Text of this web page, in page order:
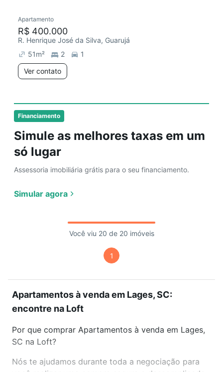
Financiamento
Simule as melhores taxas em um
só lugar
Assessoria imobiliária grátis para o seu financiamento.
Simular agora
Apartamento
R$ 400.000
R. Henrique José da Silva, Guarujá
51m² 2
1
Ver contato
Você viu 20 de 20 imóveis
1
Apartamentos à venda em Lages, SC:
encontre na Loft
Por que comprar Apartamentos à venda em Lages,
SC na Loft?
Nós te ajudamos durante toda a negociação para